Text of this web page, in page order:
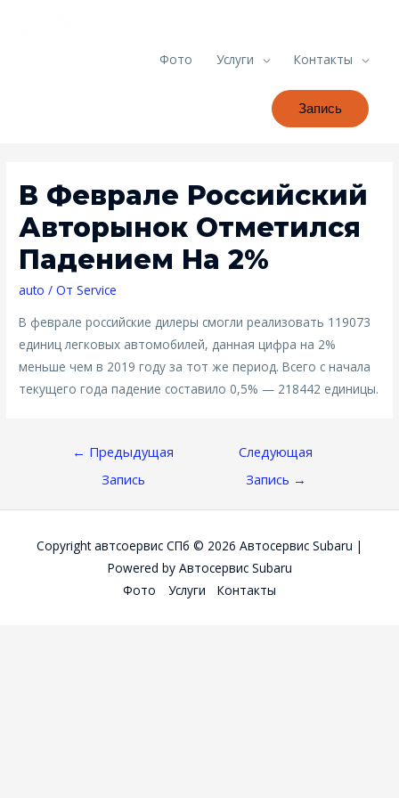
Фото Услуги Контакты
Запись
В Феврале Российский
Авторынок Отметился
Падением На 2%
auto / От Service
В феврале российские дилеры смогли реализовать 119073
единиц легковых автомобилей, данная цифра на 2%
меньше чем в 2019 году за тот же период. Всего с начала
текущего года падение составило 0,5% — 218442 единицы.
Навигация
Записям
← Предыдущая
Запись
Следующая
Запись →
Copyright автсоервис СПб © 2026 Автосервис Subaru |
Powered by Автосервис Subaru
Фото
Услуги Контакты